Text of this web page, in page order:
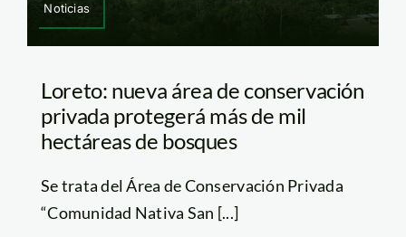
Noticias
Loreto: nueva área de conservación
privada protegerá más de mil
hectáreas de bosques
Se trata del Área de Conservación Privada
“Comunidad Nativa San [...]